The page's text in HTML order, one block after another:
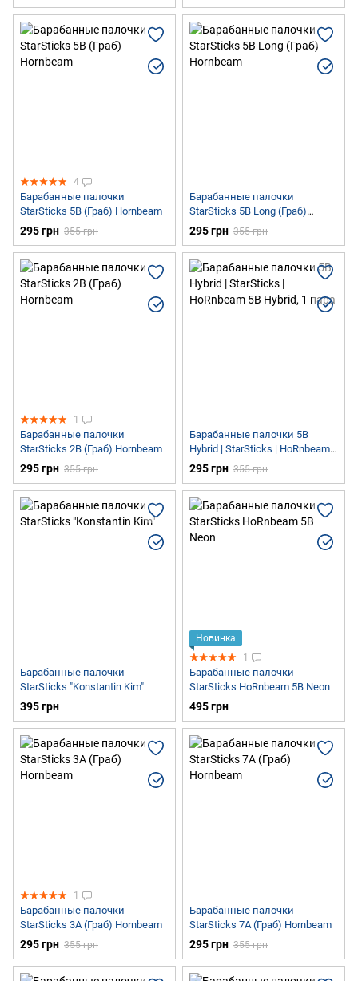
4
Барабанные палочки
StarSticks 5B (Граб) Hornbeam
295 грн 355 грн
Барабанные палочки
StarSticks 5B Long (Граб)
Hornbeam
295 грн 355 грн
1
Барабанные палочки
StarSticks 2B (Граб) Hornbeam
295 грн 355 грн
Барабанные палочки 5B
Hybrid | StarSticks | HoRnbeam
5B Hybrid
295 грн 355 грн
Барабанные палочки
StarSticks "Konstantin Kim"
395 грн
Новинка
1
Барабанные палочки
StarSticks HoRnbeam 5B Neon
495 грн
1
Барабанные палочки
StarSticks 3A (Граб) Hornbeam
295 грн 355 грн
Барабанные палочки
StarSticks 7A (Граб) Hornbeam
295 грн 355 грн